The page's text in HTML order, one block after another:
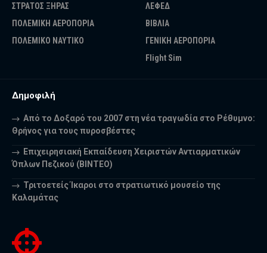
ΣΤΡΑΤΟΣ ΞΗΡΑΣ
ΠΟΛΕΜΙΚΗ ΑΕΡΟΠΟΡΙΑ
ΠΟΛΕΜΙΚΟ ΝΑΥΤΙΚΟ
ΛΕΦΕΔ
ΒΙΒΛΙΑ
ΓΕΝΙΚΗ ΑΕΡΟΠΟΡΙΑ
Flight Sim
Δημοφιλή
Από το Δοξαρό του 2007 στη νέα τραγωδία στο Ρέθυμνο:
Θρήνος για τους πυροσβέστες
Επιχειρησιακή Εκπαίδευση Χειριστών Αντιαρματικών
Όπλων Πεζικού (ΒΙΝΤΕΟ)
Τριτοετείς Ίκαροι στο στρατιωτικό μουσείο της
Καλαμάτας